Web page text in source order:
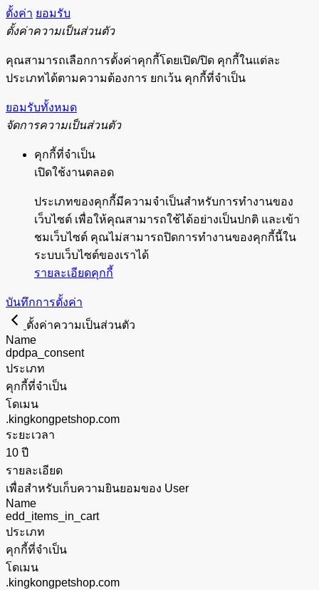
ตั้งค่า ยอมรับ
ตั้งค่าความเป็นส่วนตัว
คุณสามารถเลือกการตั้งค่าคุกกี้โดยเปิด/ปิด คุกกี้ในแต่ละ
ประเภทได้ตามความต้องการ ยกเว้น คุกกี้ที่จำเป็น
ยอมรับทั้งหมด
จัดการความเป็นส่วนตัว
คุกกี้ที่จำเป็น
เปิดใช้งานตลอด
ประเภทของคุกกี้มีความจำเป็นสำหรับการทำงานของ
เว็บไซต์ เพื่อให้คุณสามารถใช้ได้อย่างเป็นปกติ และเข้า
ชมเว็บไซต์ คุณไม่สามารถปิดการทำงานของคุกกี้นี้ใน
ระบบเว็บไซต์ของเราได้
รายละเอียดคุกกี้
บันทึกการตั้งค่า
ตั้งค่าความเป็นส่วนตัว
Name
dpdpa_consent
ประเภท
คุกกี้ที่จำเป็น
โดเมน
.kingkongpetshop.com
ระยะเวลา
10 ปี
รายละเอียด
เพื่อสำหรับเก็บความยินยอมของ User
Name
edd_items_in_cart
ประเภท
คุกกี้ที่จำเป็น
โดเมน
.kingkongpetshop.com